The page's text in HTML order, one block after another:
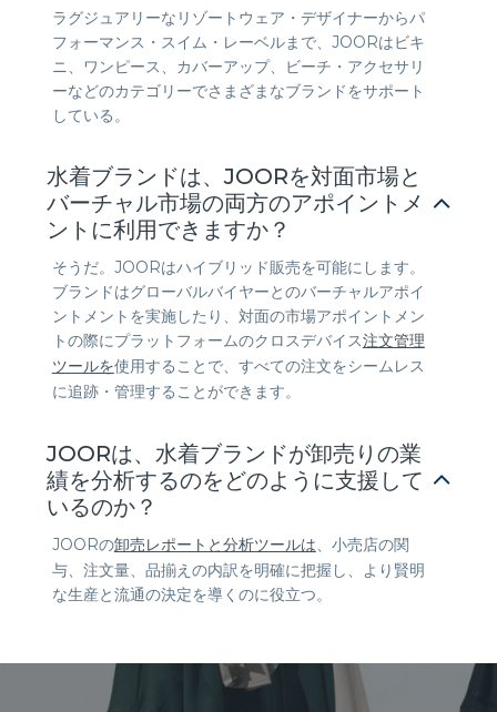
ラグジュアリーなリゾートウェア・デザイナーからパ
フォーマンス・スイム・レーベルまで、JOORはビキ
ニ、ワンピース、カバーアップ、ビーチ・アクセサリ
ーなどのカテゴリーでさまざまなブランドをサポート
している。
水着ブランドは、JOORを対面市場と
バーチャル市場の両方のアポイントメ
ントに利用できますか？
そうだ。JOORはハイブリッド販売を可能にします。
ブランドはグローバルバイヤーとのバーチャルアポイ
ントメントを実施したり、対面の市場アポイントメン
トの際にプラットフォームのクロスデバイス注文管理
ツールを使用することで、すべての注文をシームレス
に追跡・管理することができます。
JOORは、水着ブランドが卸売りの業
績を分析するのをどのように支援して
いるのか？
JOORの卸売レポートと分析ツールは、小売店の関
与、注文量、品揃えの内訳を明確に把握し、より賢明
な生産と流通の決定を導くのに役立つ。